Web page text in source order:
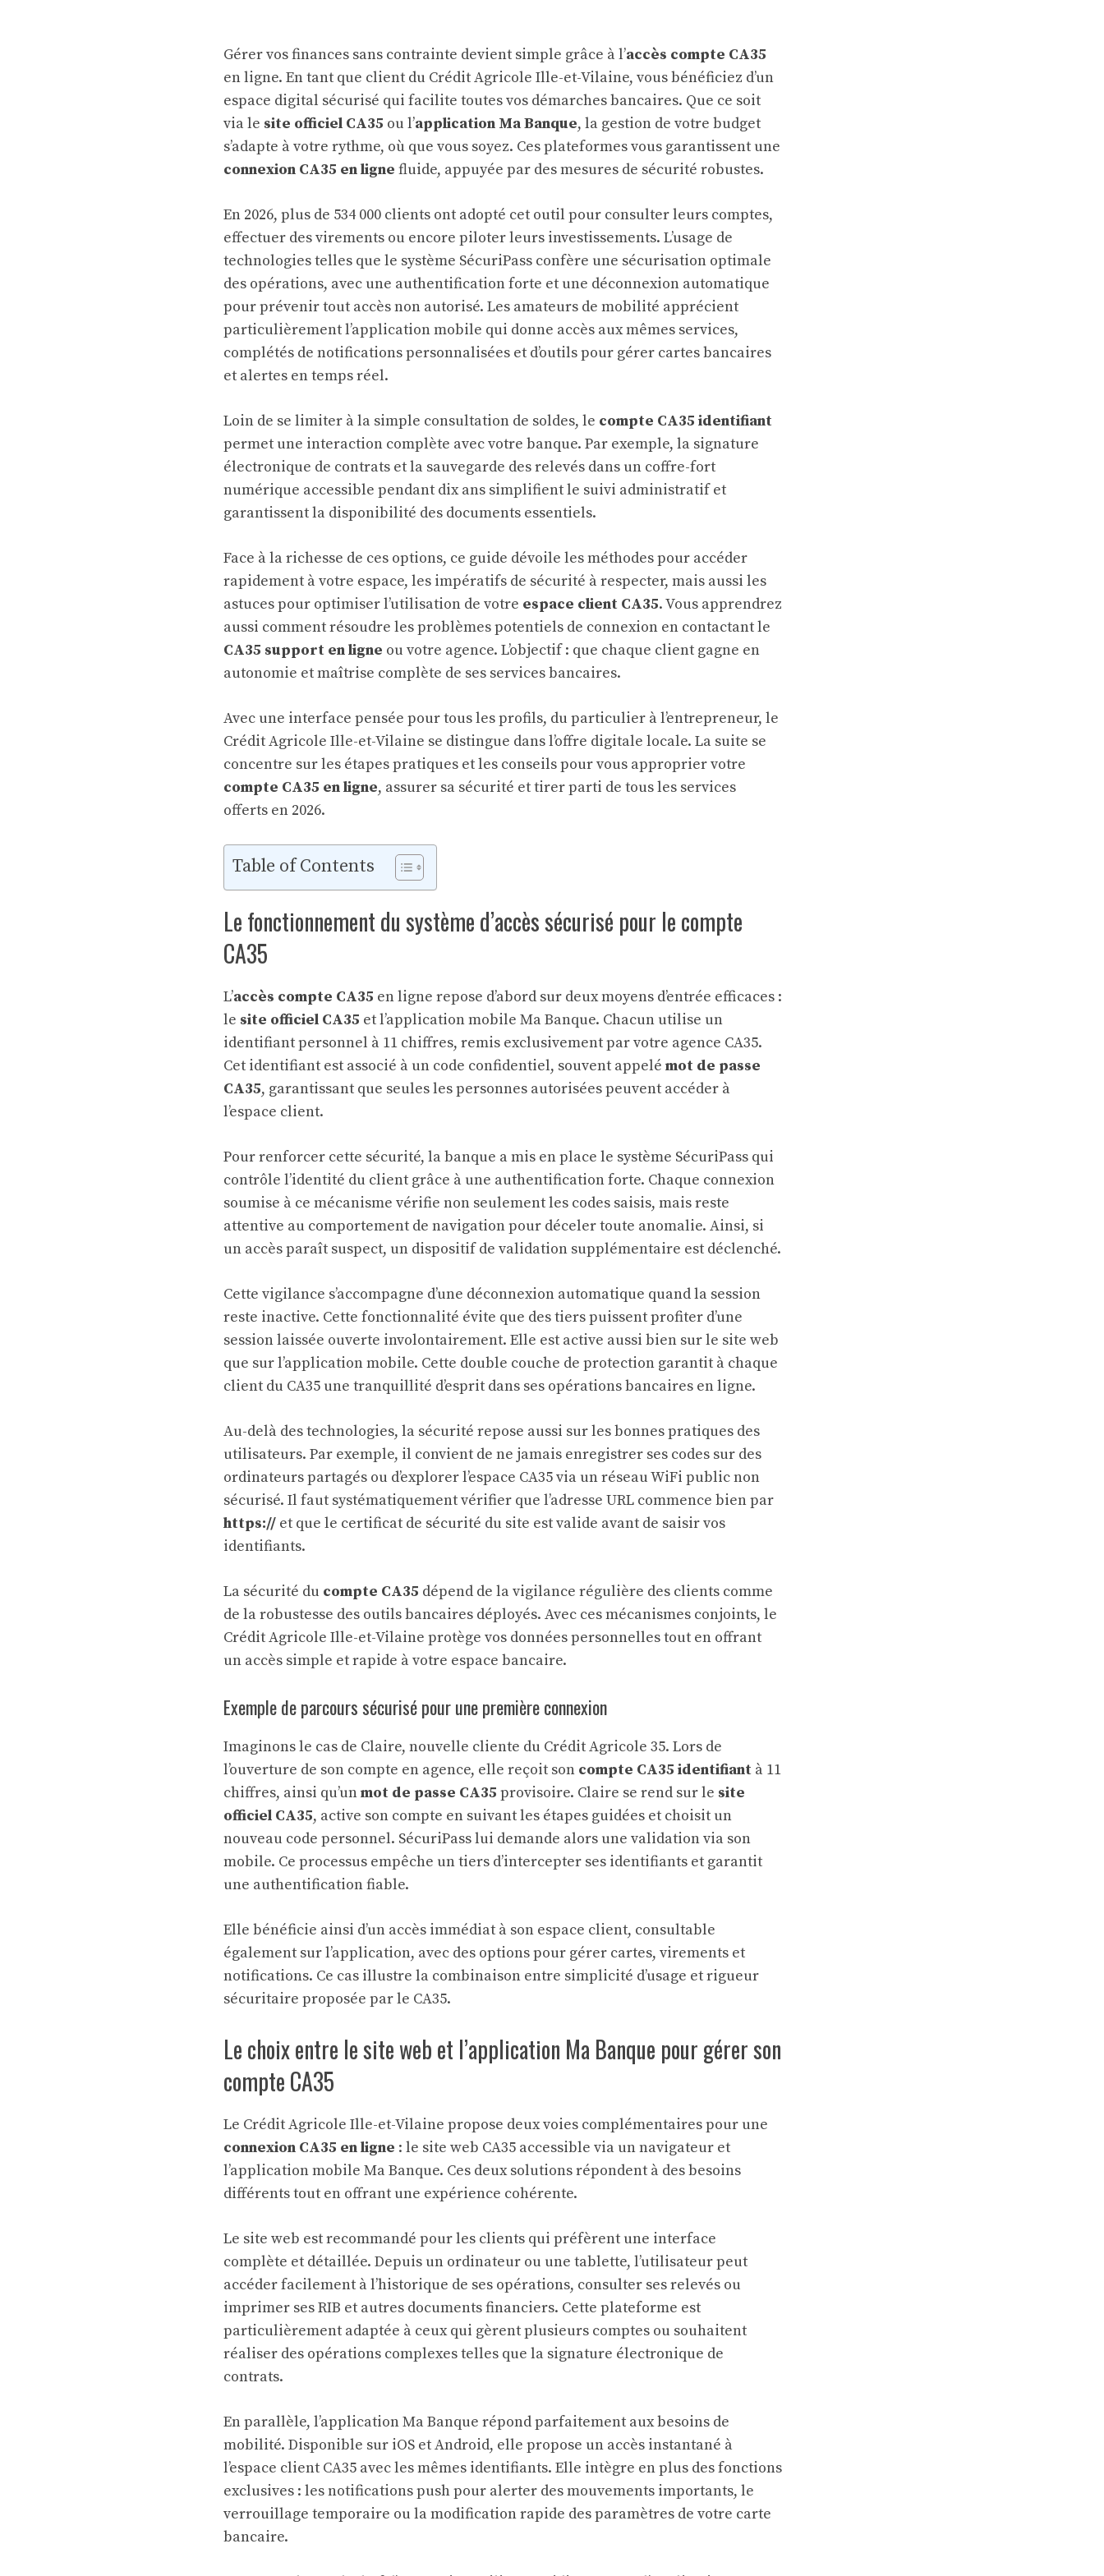
Gérer vos finances sans contrainte devient simple grâce à l’accès compte CA35
en ligne. En tant que client du Crédit Agricole Ille-et-Vilaine, vous bénéficiez d’un
espace digital sécurisé qui facilite toutes vos démarches bancaires. Que ce soit
via le site officiel CA35 ou l’application Ma Banque, la gestion de votre budget
s’adapte à votre rythme, où que vous soyez. Ces plateformes vous garantissent une
connexion CA35 en ligne fluide, appuyée par des mesures de sécurité robustes.
En 2026, plus de 534 000 clients ont adopté cet outil pour consulter leurs comptes,
effectuer des virements ou encore piloter leurs investissements. L’usage de
technologies telles que le système SécuriPass confère une sécurisation optimale
des opérations, avec une authentification forte et une déconnexion automatique
pour prévenir tout accès non autorisé. Les amateurs de mobilité apprécient
particulièrement l’application mobile qui donne accès aux mêmes services,
complétés de notifications personnalisées et d’outils pour gérer cartes bancaires
et alertes en temps réel.
Loin de se limiter à la simple consultation de soldes, le compte CA35 identifiant
permet une interaction complète avec votre banque. Par exemple, la signature
électronique de contrats et la sauvegarde des relevés dans un coffre-fort
numérique accessible pendant dix ans simplifient le suivi administratif et
garantissent la disponibilité des documents essentiels.
Face à la richesse de ces options, ce guide dévoile les méthodes pour accéder
rapidement à votre espace, les impératifs de sécurité à respecter, mais aussi les
astuces pour optimiser l’utilisation de votre espace client CA35. Vous apprendrez
aussi comment résoudre les problèmes potentiels de connexion en contactant le
CA35 support en ligne ou votre agence. L’objectif : que chaque client gagne en
autonomie et maîtrise complète de ses services bancaires.
Avec une interface pensée pour tous les profils, du particulier à l’entrepreneur, le
Crédit Agricole Ille-et-Vilaine se distingue dans l’offre digitale locale. La suite se
concentre sur les étapes pratiques et les conseils pour vous approprier votre
compte CA35 en ligne, assurer sa sécurité et tirer parti de tous les services
offerts en 2026.
Table of Contents
Le fonctionnement du système d’accès sécurisé pour le compte
CA35
L’accès compte CA35 en ligne repose d’abord sur deux moyens d’entrée efficaces :
le site officiel CA35 et l’application mobile Ma Banque. Chacun utilise un
identifiant personnel à 11 chiffres, remis exclusivement par votre agence CA35.
Cet identifiant est associé à un code confidentiel, souvent appelé mot de passe
CA35, garantissant que seules les personnes autorisées peuvent accéder à
l’espace client.
Pour renforcer cette sécurité, la banque a mis en place le système SécuriPass qui
contrôle l’identité du client grâce à une authentification forte. Chaque connexion
soumise à ce mécanisme vérifie non seulement les codes saisis, mais reste
attentive au comportement de navigation pour déceler toute anomalie. Ainsi, si
un accès paraît suspect, un dispositif de validation supplémentaire est déclenché.
Cette vigilance s’accompagne d’une déconnexion automatique quand la session
reste inactive. Cette fonctionnalité évite que des tiers puissent profiter d’une
session laissée ouverte involontairement. Elle est active aussi bien sur le site web
que sur l’application mobile. Cette double couche de protection garantit à chaque
client du CA35 une tranquillité d’esprit dans ses opérations bancaires en ligne.
Au-delà des technologies, la sécurité repose aussi sur les bonnes pratiques des
utilisateurs. Par exemple, il convient de ne jamais enregistrer ses codes sur des
ordinateurs partagés ou d’explorer l’espace CA35 via un réseau WiFi public non
sécurisé. Il faut systématiquement vérifier que l’adresse URL commence bien par
https:// et que le certificat de sécurité du site est valide avant de saisir vos
identifiants.
La sécurité du compte CA35 dépend de la vigilance régulière des clients comme
de la robustesse des outils bancaires déployés. Avec ces mécanismes conjoints, le
Crédit Agricole Ille-et-Vilaine protège vos données personnelles tout en offrant
un accès simple et rapide à votre espace bancaire.
Exemple de parcours sécurisé pour une première connexion
Imaginons le cas de Claire, nouvelle cliente du Crédit Agricole 35. Lors de
l’ouverture de son compte en agence, elle reçoit son compte CA35 identifiant à 11
chiffres, ainsi qu’unmot de passe CA35 provisoire. Claire se rend sur le site
officiel CA35, active son compte en suivant les étapes guidées et choisit un
nouveau code personnel. SécuriPass lui demande alors une validation via son
mobile. Ce processus empêche un tiers d’intercepter ses identifiants et garantit
une authentification fiable.
Elle bénéficie ainsi d’un accès immédiat à son espace client, consultable
également sur l’application, avec des options pour gérer cartes, virements et
notifications. Ce cas illustre la combinaison entre simplicité d’usage et rigueur
sécuritaire proposée par le CA35.
Le choix entre le site web et l’application Ma Banque pour gérer son
compte CA35
Le Crédit Agricole Ille-et-Vilaine propose deux voies complémentaires pour une
connexion CA35 en ligne : le site web CA35 accessible via un navigateur et
l’application mobile Ma Banque. Ces deux solutions répondent à des besoins
différents tout en offrant une expérience cohérente.
Le site web est recommandé pour les clients qui préfèrent une interface
complète et détaillée. Depuis un ordinateur ou une tablette, l’utilisateur peut
accéder facilement à l’historique de ses opérations, consulter ses relevés ou
imprimer ses RIB et autres documents financiers. Cette plateforme est
particulièrement adaptée à ceux qui gèrent plusieurs comptes ou souhaitent
réaliser des opérations complexes telles que la signature électronique de
contrats.
En parallèle, l’application Ma Banque répond parfaitement aux besoins de
mobilité. Disponible sur iOS et Android, elle propose un accès instantané à
l’espace client CA35 avec les mêmes identifiants. Elle intègre en plus des fonctions
exclusives : les notifications push pour alerter des mouvements importants, le
verrouillage temporaire ou la modification rapide des paramètres de votre carte
bancaire.